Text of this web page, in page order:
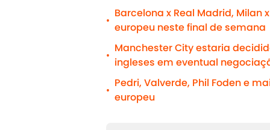
•
Barcelona x Real Madrid,
europeu neste final de semana
•
Manchester City estaria
ingleses em eventual
•
Pedri, Valverde, Phil Foden e
europeu